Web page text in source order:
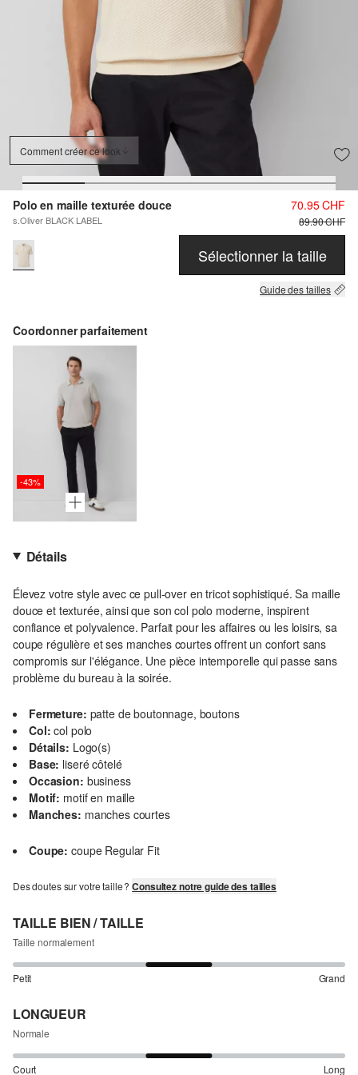
Comment créer ce look
Polo en maille texturée douce
s.Oliver BLACK LABEL
70.95 CHF
89.90 CHF
Sélectionner la taille
Guide des tailles
Coordonner parfaitement
-43%
Détails
Élevez votre style avec ce pull-over en tricot sophistiqué. Sa maille
douce et texturée, ainsi que son col polo moderne, inspirent
confiance et polyvalence. Parfait pour les affaires ou les loisirs, sa
coupe régulière et ses manches courtes offrent un confort sans
compromis sur l'élégance. Une pièce intemporelle qui passe sans
problème du bureau à la soirée.
Fermeture: patte de boutonnage, boutons
Col: col polo
Détails: Logo(s)
Base: liseré côtelé
Occasion: business
Motif: motif en maille
Manches: manches courtes
Coupe: coupe Regular Fit
Des doutes sur votre taille ?Consultez notre guide des tailles
TAILLE BIEN / TAILLE
Taille normalement
Petit Grand
LONGUEUR
Normale
Court Long